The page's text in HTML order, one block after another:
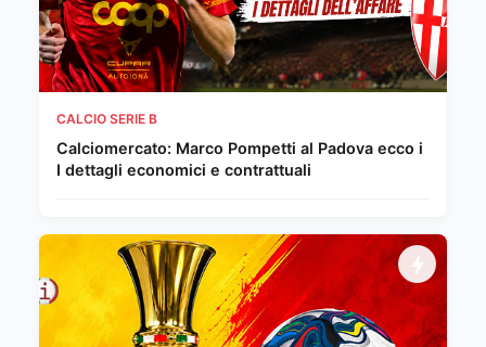
CALCIO SERIE B
Calciomercato: Marco Pompetti al Padova ecco i
I dettagli economici e contrattuali